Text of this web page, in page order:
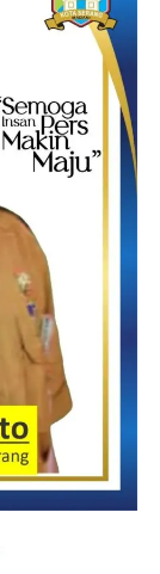
jumlah nominal
untuk sekarang
dan usulan
sudah
proposalnya
desa pada tgl